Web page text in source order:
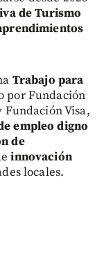
de Turismo
Trabajo para
por Fundación
Fundación Visa,
empleo digno
de
innovación
locales.